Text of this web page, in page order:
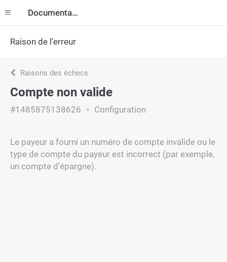
Documentation
Raison de l’erreur
Raisons des échecs
Compte non valide
#1485875138626 Configuration
Le payeur a fourni un numéro de compte invalide ou le
type de compte du payeur est incorrect (par exemple,
un compte d'épargne).